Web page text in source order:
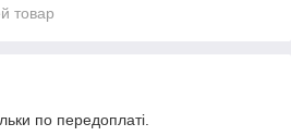
товар
по передоплаті.